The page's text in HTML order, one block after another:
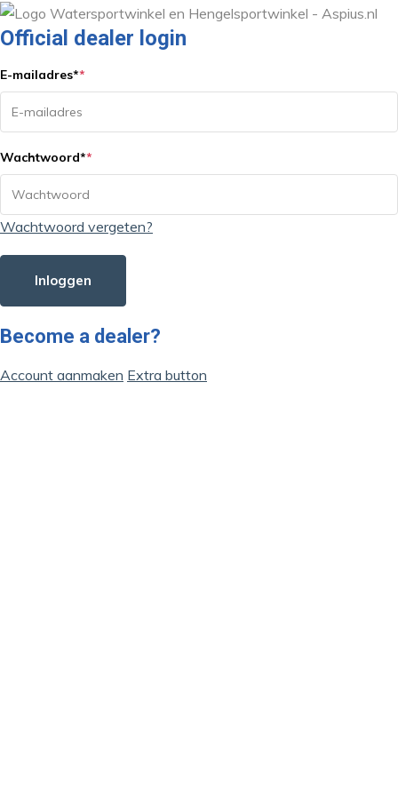
Official dealer login
E-mailadres**
Wachtwoord**
Wachtwoord vergeten?
Inloggen
Become a dealer?
Account aanmaken Extra button